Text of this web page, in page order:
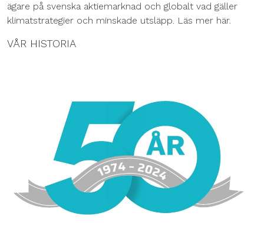
ägare på svenska aktiemarknad och globalt vad gäller
klimatstrategier och minskade utsläpp. Läs mer här.
VÅR HISTORIA